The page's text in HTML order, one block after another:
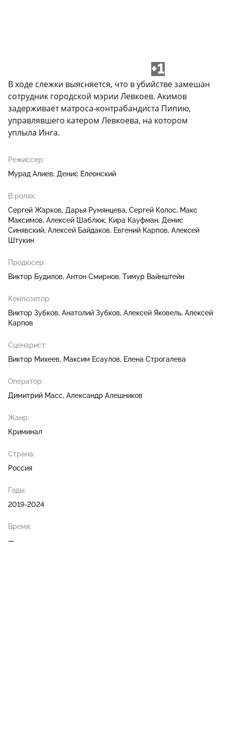
+1
В ходе слежки выясняется, что в убийстве замешан
сотрудник городской мэрии Левкоев. Акимов
задерживает матроса-контрабандиста Пипию,
управлявшего катером Левкоева, на котором
уплыла Инга.
Режиссер:
Мурад Алиев Денис Елеонский
В ролях:
Сергей Жарков Дарья Румянцева Сергей Колос Макс
Максимов Алексей Шаблюк Кира Кауфман Денис
Синявский Алексей Байдаков Евгений Карпов Алексей
Штукин
Продюсер:
Виктор Будилов Антон Смирнов Тимур Вайнштейн
Композитор:
Виктор Зубков Анатолий Зубков Алексей Яковель Алексей
Карпов
Сценарист:
Виктор Михеев
Максим Есаулов Елена Строгалева
Оператор:
Димитрий Масс Александр Алешников
Жанр:
Криминал
Страна:
Россия
Годы:
2019-2024
Время:
—